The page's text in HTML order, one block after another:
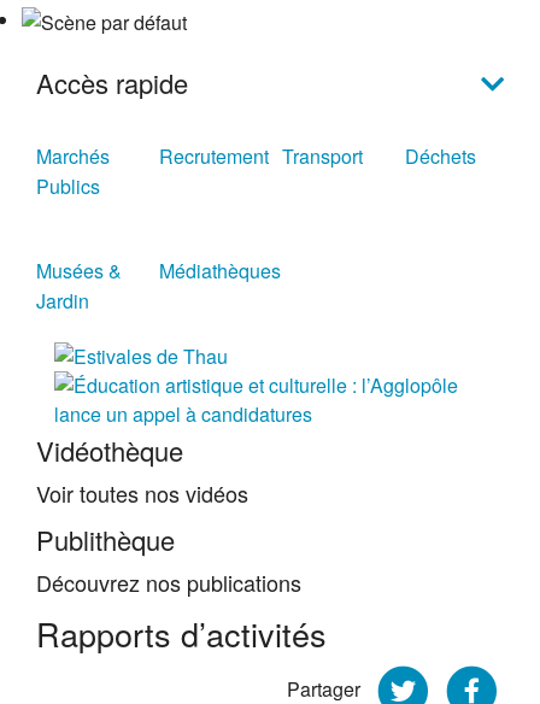
Accès rapide
Marchés
Publics
Recrutement Transport Déchets
Musées &
Jardin
Médiathèques
Vidéothèque
Voir toutes nos vidéos
Publithèque
Découvrez nos publications
Rapports d’activités
Partager